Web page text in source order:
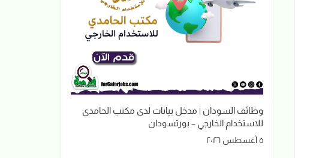
وظائف السودان | مدخل بيانات لدى مكتب الحامدي
للاستخدام الخارجي – بورتسودان
٥ أغسطس ٢٠٢٦